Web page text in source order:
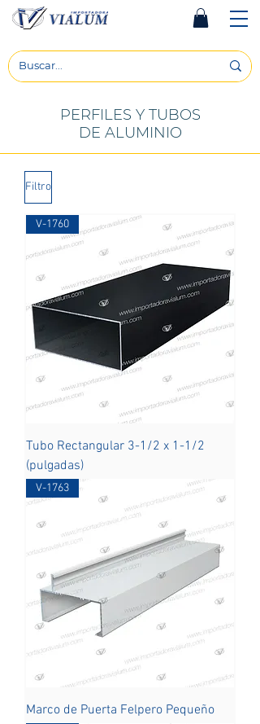
PERFILES Y TUBOS
DE ALUMINIO
Filtro
V-1760
Tubo Rectangular 3-1/2 x 1-1/2
(pulgadas)
V-1763
Marco de Puerta Felpero Pequeño